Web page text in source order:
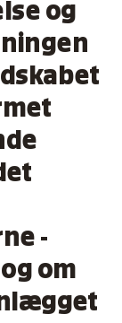
og
-
om